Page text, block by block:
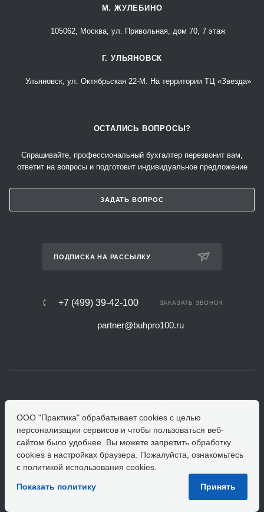
М. ЖУЛЕБИНО
105062, Москва, ул. Привольная, дом 70, 7 этаж
Г. УЛЬЯНОВСК
Ульяновск, ул. Октябрьская 22-М. На территории ТЦ «Звезда»
ОСТАЛИСЬ ВОПРОСЫ?
Спрашивайте, профессиональный бухгалтер перезвонит вам,
ответит на вопросы и подготовит индивидуальное предложение
ЗАДАТЬ ВОПРОС
ПОДПИСКА НА РАССЫЛКУ
+7 (499) 39-42-100 ЗАКАЗАТЬ ЗВОНОК
partner@buhpro100.ru
ПОЛИТИКА КОНФИДЕНЦИАЛЬНОСТИ
© 2026 Все права защищены.
ООО "Практика" обрабатывает cookies с целью
персонализации сервисов и чтобы пользоваться веб-
сайтом было удобнее. Вы можете запретить обработку
сookies в настройках браузера. Пожалуйста, ознакомьтесь
с политикой использования cookies.
Показать политику Принять